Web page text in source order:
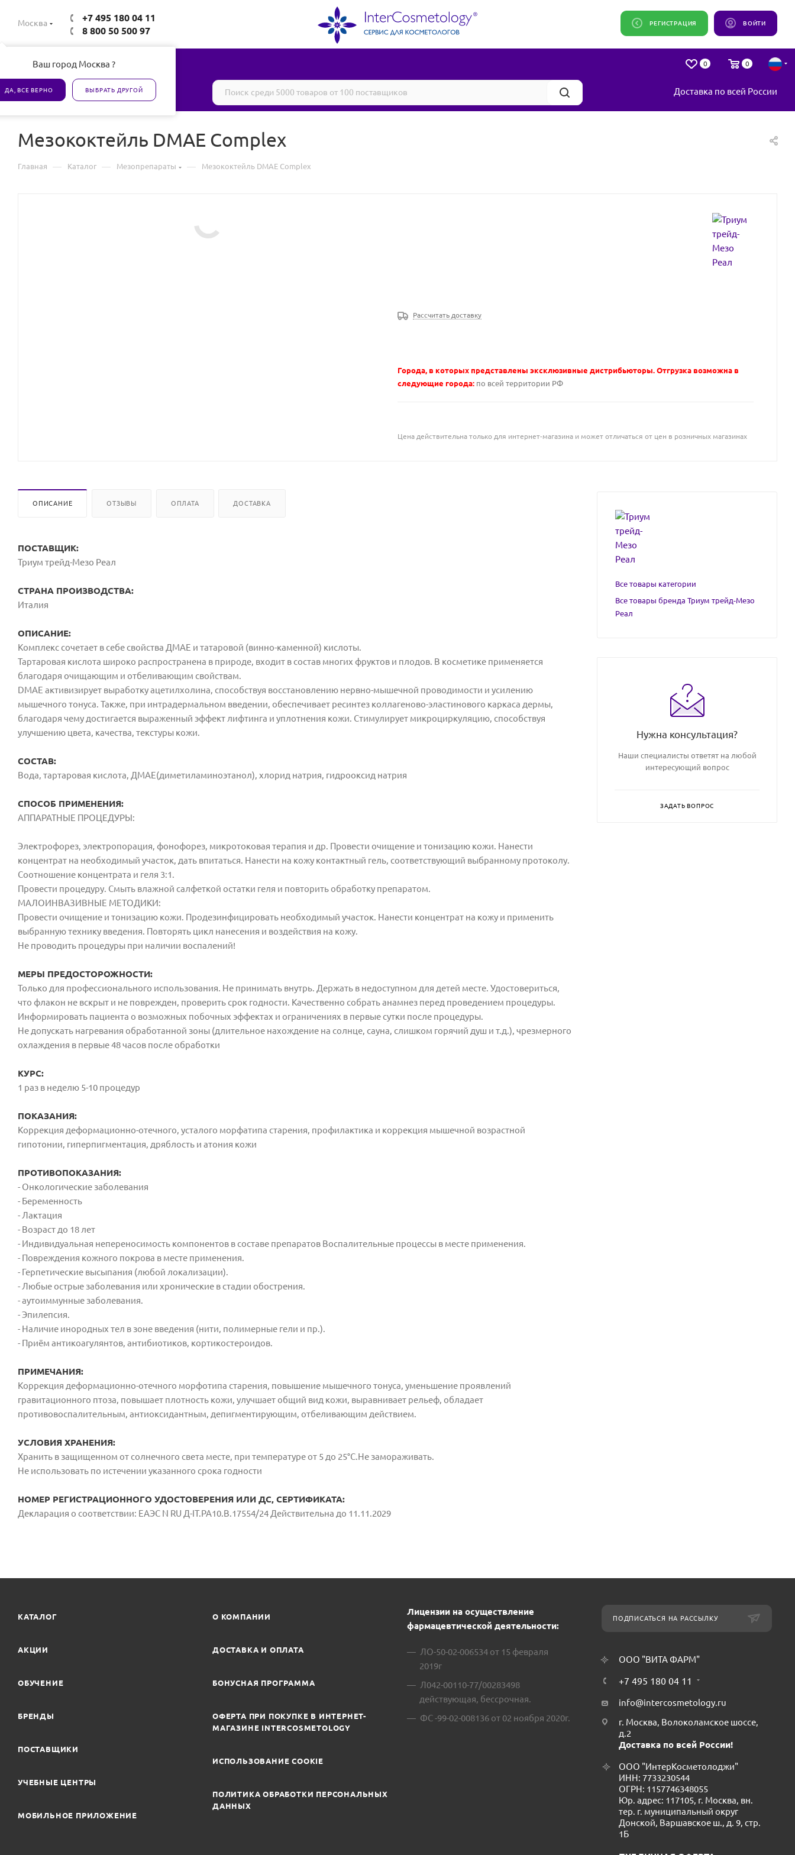
Москва
Ваш город Москва ?
ДА, ВСЕ ВЕРНО ВЫБРАТЬ ДРУГОЙ
+7 495 180 04 11
8 800 50 500 97
ВОЙТИ
РЕГИСТРАЦИЯ
0 0
Все товары сертифицированы Доставка по всей России
Мезококтейль DMAE Complex
Главная — Каталог — Мезопрепараты — Мезококтейль DMAE Complex
Рассчитать доставку
Города, в которых представлены эксклюзивные дистрибьюторы. Отгрузка возможна в
следующие города: по всей территории РФ
Цена действительна только для интернет-магазина и может отличаться от цен в розничных магазинах
ОПИСАНИЕ ОТЗЫВЫ ОПЛАТА ДОСТАВКА
ПОСТАВЩИК:
Триум трейд-Мезо Реал
СТРАНА ПРОИЗВОДСТВА:
Италия
ОПИСАНИЕ:
Комплекс сочетает в себе свойства ДМАЕ и татаровой (винно-каменной) кислоты.
Тартаровая кислота широко распространена в природе, входит в состав многих фруктов и плодов. В косметике применяется
благодаря очищающим и отбеливающим свойствам.
DMAE активизирует выработку ацетилхолина, способствуя восстановлению нервно-мышечной проводимости и усилению
мышечного тонуса. Также, при интрадермальном введении, обеспечивает ресинтез коллагеново-эластинового каркаса дермы,
благодаря чему достигается выраженный эффект лифтинга и уплотнения кожи. Стимулирует микроциркуляцию, способствуя
улучшению цвета, качества, текстуры кожи.
СОСТАВ:
Вода, тартаровая кислота, ДМАЕ(диметиламиноэтанол), хлорид натрия, гидрооксид натрия
СПОСОБ ПРИМЕНЕНИЯ:
АППАРАТНЫЕ ПРОЦЕДУРЫ:
Электрофорез, электропорация, фонофорез, микротоковая терапия и др. Провести очищение и тонизацию кожи. Нанести
концентрат на необходимый участок, дать впитаться. Нанести на кожу контактный гель, соответствующий выбранному протоколу.
Соотношение концентрата и геля 3:1.
Провести процедуру. Смыть влажной салфеткой остатки геля и повторить обработку препаратом.
МАЛОИНВАЗИВНЫЕ МЕТОДИКИ:
Провести очищение и тонизацию кожи. Продезинфицировать необходимый участок. Нанести концентрат на кожу и применить
выбранную технику введения. Повторять цикл нанесения и воздействия на кожу.
Не проводить процедуры при наличии воспалений!
МЕРЫ ПРЕДОСТОРОЖНОСТИ:
Только для профессионального использования. Не принимать внутрь. Держать в недоступном для детей месте. Удостовериться,
что флакон не вскрыт и не поврежден, проверить срок годности. Качественно собрать анамнез перед проведением процедуры.
Информировать пациента о возможных побочных эффектах и ограничениях в первые сутки после процедуры.
Не допускать нагревания обработанной зоны (длительное нахождение на солнце, сауна, слишком горячий душ и т.д.), чрезмерного
охлаждения в первые 48 часов после обработки
КУРС:
1 раз в неделю 5-10 процедур
ПОКАЗАНИЯ:
Коррекция деформационно-отечного, усталого морфатипа старения, профилактика и коррекция мышечной возрастной
гипотонии, гиперпигментация, дряблость и атония кожи
ПРОТИВОПОКАЗАНИЯ:
- Онкологические заболевания
- Беременность
- Лактация
- Возраст до 18 лет
- Индивидуальная непереносимость компонентов в составе препаратов Воспалительные процессы в месте применения.
- Повреждения кожного покрова в месте применения.
- Герпетические высыпания (любой локализации).
- Любые острые заболевания или хронические в стадии обострения.
- аутоиммунные заболевания.
- Эпилепсия.
- Наличие инородных тел в зоне введения (нити, полимерные гели и пр.).
- Приём антикоагулянтов, антибиотиков, кортикостероидов.
ПРИМЕЧАНИЯ:
Коррекция деформационно-отечного морфотипа старения, повышение мышечного тонуса, уменьшение проявлений
гравитационного птоза, повышает плотность кожи, улучшает общий вид кожи, выравнивает рельеф, обладает
противовоспалительным, антиоксидантным, депигментирующим, отбеливающим действием.
УСЛОВИЯ ХРАНЕНИЯ:
Хранить в защищенном от солнечного света месте, при температуре от 5 до 25°С.Не замораживать.
Не использовать по истечении указанного срока годности
НОМЕР РЕГИСТРАЦИОННОГО УДОСТОВЕРЕНИЯ ИЛИ ДС, СЕРТИФИКАТА:
Декларация о соответствии: ЕАЭС N RU Д-IT.PA10.B.17554/24 Действительна до 11.11.2029
Все товары категории
Все товары бренда Триум трейд-Мезо
Реал
Нужна консультация?
Наши специалисты ответят на любой
интересующий вопрос
ЗАДАТЬ ВОПРОС
КАТАЛОГ
АКЦИИ
ОБУЧЕНИЕ
БРЕНДЫ
ПОСТАВЩИКИ
УЧЕБНЫЕ ЦЕНТРЫ
МОБИЛЬНОЕ ПРИЛОЖЕНИЕ
О КОМПАНИИ
ДОСТАВКА И ОПЛАТА
БОНУСНАЯ ПРОГРАММА
ОФЕРТА ПРИ ПОКУПКЕ В ИНТЕРНЕТ-
МАГАЗИНЕ INTERCOSMETOLOGY
ИСПОЛЬЗОВАНИЕ COOKIE
ПОЛИТИКА ОБРАБОТКИ ПЕРСОНАЛЬНЫХ
ДАННЫХ
Лицензии на осуществление
фармацевтической деятельности:
ЛО-50-02-006534 от 15 февраля
2019г
Л042-00110-77/00283498
действующая, бессрочная.
ФС -99-02-008136 от 02 ноября 2020г.
ПОДПИСАТЬСЯ НА РАССЫЛКУ
ООО "ВИТА ФАРМ"
+7 495 180 04 11
info@intercosmetology.ru
г. Москва, Волоколамское шоссе,
д.2
Доставка по всей России!
ООО "ИнтерКосметолоджи"
ИНН: 7733230544
ОГРН: 1157746348055
Юр. адрес: 117105, г. Москва, вн.
тер. г. муниципальный округ
Донской, Варшавское ш., д. 9, стр.
1Б